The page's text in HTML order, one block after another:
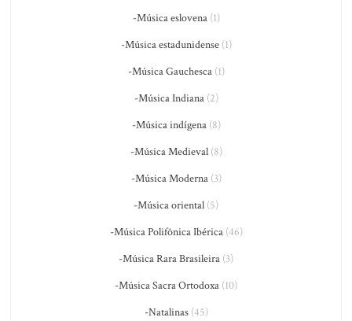
-Música eslovena(1)
-Música estadunidense(1)
-Música Gauchesca(1)
-Música Indiana(2)
-Música indígena(8)
-Música Medieval(8)
-Música Moderna(3)
-Música oriental (5)
-Música Polifônica Ibérica(46)
-Música Rara Brasileira (3)
-Música Sacra Ortodoxa (10)
-Natalinas(45)